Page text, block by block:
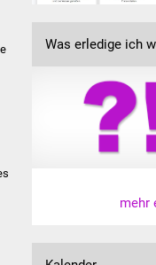
Was erledige ich
mehr